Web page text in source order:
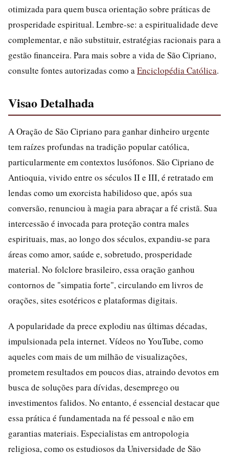
otimizada para quem busca orientação sobre práticas de
prosperidade espiritual. Lembre-se: a espiritualidade deve
complementar, e não substituir, estratégias racionais para a
gestão financeira. Para mais sobre a vida de São Cipriano,
consulte fontes autorizadas como aEnciclopédia Católica.
Visao Detalhada
A Oração de São Cipriano para ganhar dinheiro urgente
tem raízes profundas na tradição popular católica,
particularmente em contextos lusófonos. São Cipriano de
Antioquia, vivido entre os séculos II e III, é retratado em
lendas como um exorcista habilidoso que, após sua
conversão, renunciou à magia para abraçar a fé cristã. Sua
intercessão é invocada para proteção contra males
espirituais, mas, ao longo dos séculos, expandiu-se para
áreas como amor, saúde e, sobretudo, prosperidade
material. No folclore brasileiro, essa oração ganhou
contornos de "simpatia forte", circulando em livros de
orações, sites esotéricos e plataformas digitais.
A popularidade da prece explodiu nas últimas décadas,
impulsionada pela internet. Vídeos no YouTube, como
aqueles com mais de um milhão de visualizações,
prometem resultados em poucos dias, atraindo devotos em
busca de soluções para dívidas, desemprego ou
investimentos falidos. No entanto, é essencial destacar que
essa prática é fundamentada na fé pessoal e não em
garantias materiais. Especialistas em antropologia
religiosa, como os estudiosos da Universidade de São